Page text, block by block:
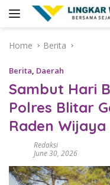
Home
Berita
Berita, Daerah
Sambut Hari
Polres Blitar
Raden Wijaya
Redaksi
June 30, 2026